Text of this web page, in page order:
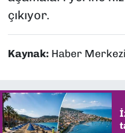
çıkıyor.
Kaynak: Haber Merkezi